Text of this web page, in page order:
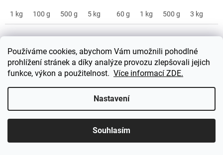
Používáme cookies, abychom Vám umožnili pohodlné
prohlížení stránek a díky analýze provozu zlepšovali jejich
funkce, výkon a použitelnost. Více informací ZDE.
Nastavení
Souhlasím
1 kg 100 g 500 g 5 kg 60 g 1 kg 500 g 3 kg
Průměrné
Skladem
Průměrné
Skladem